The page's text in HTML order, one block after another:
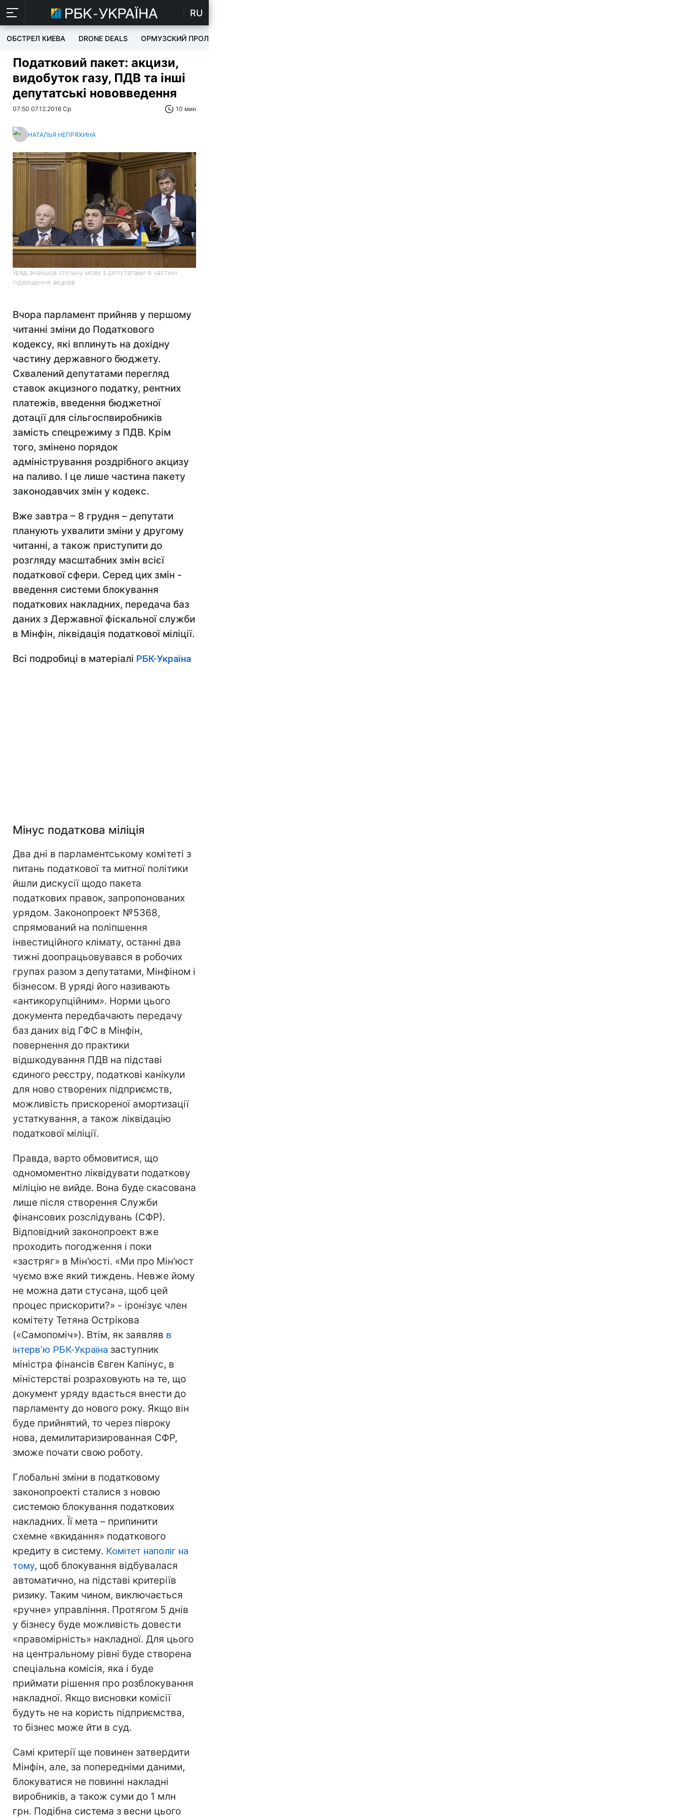
RU
ОБСТРЕЛ КИЕВА DRONE DEALS ОРМУЗСКИЙ ПРОЛИВ
Податковий пакет: акцизи,
видобуток газу, ПДВ та інші
депутатські нововведення
07:50 07.12.2016 Ср 10 мин
НАТАЛЬЯ НЕПРЯХИНА
Уряд знайшов спільну мову з депутатами в частині
підвищення акцизів
Вчора парламент прийняв у першому
читанні зміни до Податкового
кодексу, які вплинуть на дохідну
частину державного бюджету.
Схвалений депутатами перегляд
ставок акцизного податку, рентних
платежів, введення бюджетної
дотації для сільгоспвиробників
замість спецрежиму з ПДВ. Крім
того, змінено порядок
адміністрування роздрібного акцизу
на паливо. І це лише частина пакету
законодавчих змін у кодекс.
Вже завтра – 8 грудня – депутати
планують ухвалити зміни у другому
читанні, а також приступити до
розгляду масштабних змін всієї
податкової сфери. Серед цих змін -
введення системи блокування
податкових накладних, передача баз
даних з Державної фіскальної служби
в Мінфін, ліквідація податкової міліції.
Всі подробиці в матеріалі РБК-Україна
Мінус податкова міліція
Два дні в парламентському комітеті з
питань податкової та митної політики
йшли дискусії щодо пакета
податкових правок, запропонованих
урядом. Законопроект №5368,
спрямований на поліпшення
інвестиційного клімату, останні два
тижні доопрацьовувався в робочих
групах разом з депутатами, Мінфіном і
бізнесом. В уряді його називають
«антикорупційним». Норми цього
документа передбачають передачу
баз даних від ГФС в Мінфін,
повернення до практики
відшкодування ПДВ на підставі
єдиного реєстру, податкові канікули
для ново створених підприємств,
можливість прискореної амортизації
устаткування, а також ліквідацію
податкової міліції.
Правда, варто обмовитися, що
одномоментно ліквідувати податкову
міліцію не вийде. Вона буде скасована
лише після створення Служби
фінансових розслідувань (СФР).
Відповідний законопроект вже
проходить погодження і поки
«застряг» в Мін'юсті. «Ми про Мін'юст
чуємо вже який тиждень. Невже йому
не можна дати стусана, щоб цей
процес прискорити?» - іронізує член
комітету Тетяна Острікова
(«Самопоміч»). Втім, як заявляв в
інтерв'ю РБК-Україна заступник
міністра фінансів Євген Капінус, в
міністерстві розраховують на те, що
документ уряду вдасться внести до
парламенту до нового року. Якщо він
буде прийнятий, то через півроку
нова, демилитаризированная СФР,
зможе почати свою роботу.
Глобальні зміни в податковому
законопроекті сталися з новою
системою блокування податкових
накладних. Її мета – припинити
схемне «вкидання» податкового
кредиту в систему. Комітет наполіг на
тому, щоб блокування відбувалася
автоматично, на підставі критеріїв
ризику. Таким чином, виключається
«ручне» управління. Протягом 5 днів
у бізнесу буде можливість довести
«правомірність» накладної. Для цього
на центральному рівні буде створена
спеціальна комісія, яка і буде
приймати рішення про розблокування
накладної. Якщо висновки комісії
будуть не на користь підприємства,
то бізнес може йти в суд.
Самі критерії ще повинен затвердити
Мінфін, але, за попередніми даними,
блокуватися не повинні накладні
виробників, а також суми до 1 млн
грн. Подібна система з весни цього